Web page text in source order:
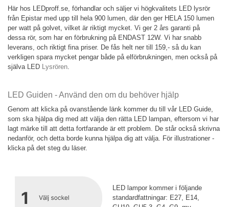
Här hos LEDproff.se, förhandlar och säljer vi högkvalitets LED lysrör
från Epistar med upp till hela 900 lumen, där den ger HELA 150 lumen
per watt på golvet, vilket är riktigt mycket. Vi ger 2 års garanti på
dessa rör, som har en förbrukning på ENDAST 12W. Vi har snabb
leverans, och riktigt fina priser. De fås helt ner till 159,- så du kan
verkligen spara mycket pengar både på elförbrukningen, men också på
själva LED Lysrören.
LED Guiden - Använd den om du behöver hjälp
Genom att klicka på ovanstående länk kommer du till vår LED Guide,
som ska hjälpa dig med att välja den rätta LED lampan, eftersom vi har
lagt märke till att detta fortfarande är ett problem. De står också skrivna
nedanför, och detta borde kunna hjälpa dig att välja. För illustrationer -
klicka på det steg du läser.
LED lampor kommer i följande
standardfattningar: E27, E14,